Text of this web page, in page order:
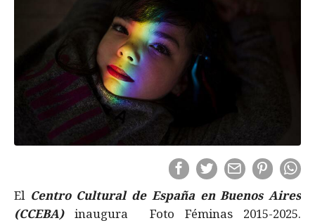
El Centro Cultural de España en Buenos Aires
(CCEBA)inaugura Foto Féminas 2015-2025.